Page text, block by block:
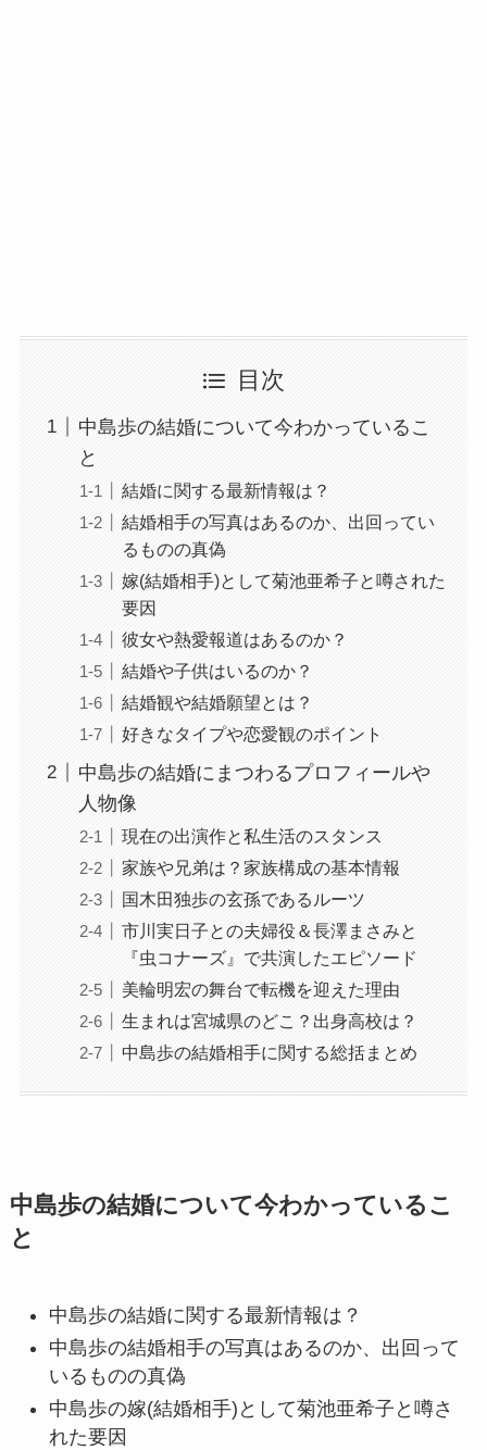
目次
中島歩の結婚について今わかっているこ
と
結婚に関する最新情報は？
結婚相手の写真はあるのか、出回ってい
るものの真偽
嫁(結婚相手)として菊池亜希子と噂された
要因
彼女や熱愛報道はあるのか？
結婚や子供はいるのか？
結婚観や結婚願望とは？
好きなタイプや恋愛観のポイント
中島歩の結婚にまつわるプロフィールや
人物像
現在の出演作と私生活のスタンス
家族や兄弟は？家族構成の基本情報
国木田独歩の玄孫であるルーツ
市川実日子との夫婦役＆長澤まさみと
『虫コナーズ』で共演したエピソード
美輪明宏の舞台で転機を迎えた理由
生まれは宮城県のどこ？出身高校は？
中島歩の結婚相手に関する総括まとめ
中島歩の結婚について今わかっているこ
と
中島歩の結婚に関する最新情報は？
中島歩の結婚相手の写真はあるのか、出回って
いるものの真偽
中島歩の嫁(結婚相手)として菊池亜希子と噂さ
れた要因